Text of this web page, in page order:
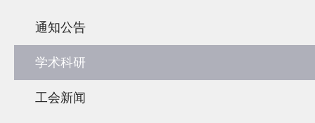
通知公告
学术科研
工会新闻